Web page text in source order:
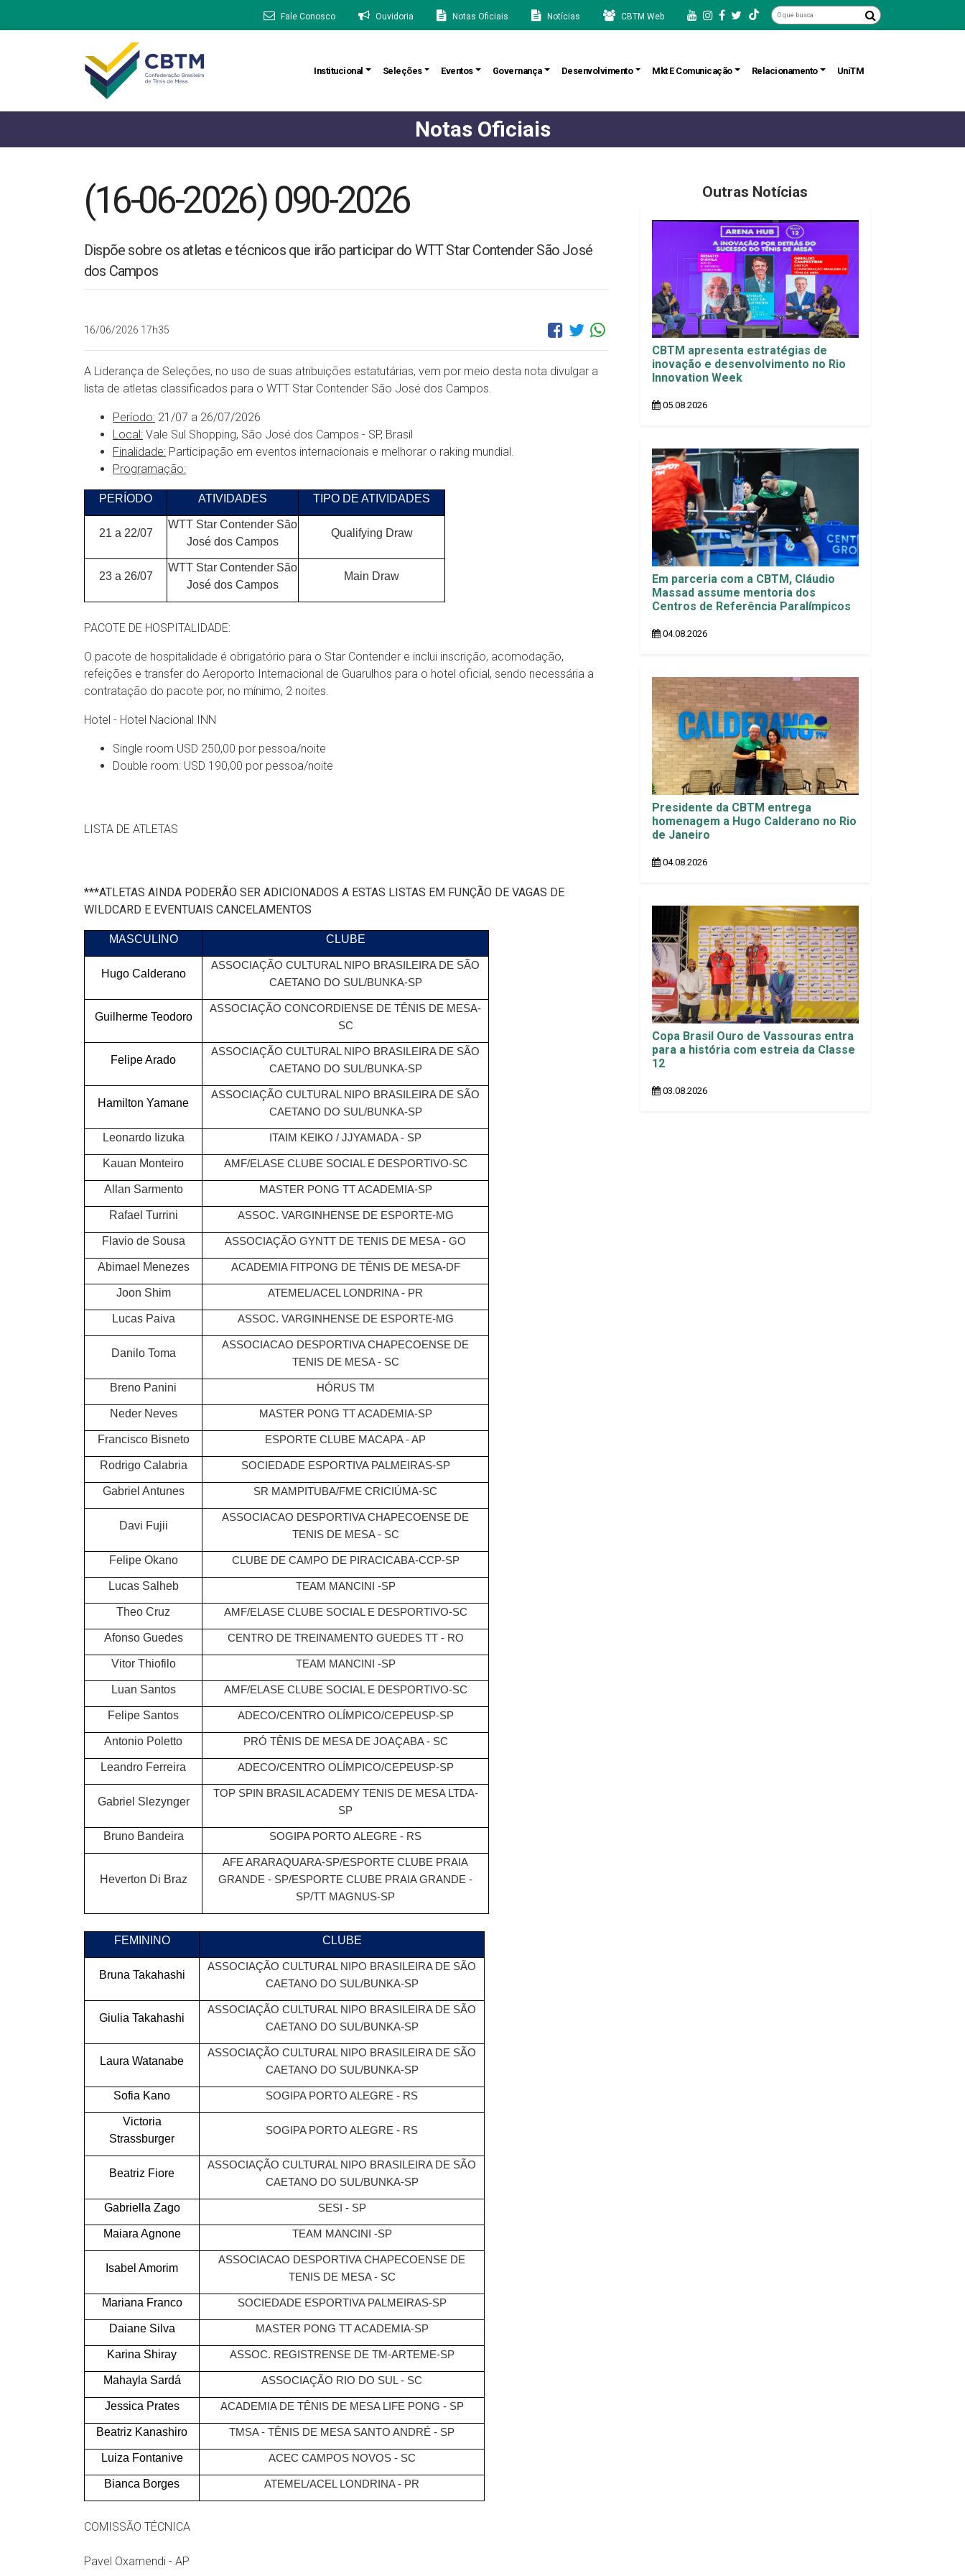
Fale Conosco Ouvidoria Notas Oficiais Notícias CBTM Web
Institucional Seleções Eventos Governança Desenvolvimento Mkt E Comunicação Relacionamento UniTM
Notas Oficiais
(16-06-2026) 090-2026
Dispõe sobre os atletas e técnicos que irão participar do WTT Star Contender São José
dos Campos
16/06/2026 17h35
A Liderança de Seleções, no uso de suas atribuições estatutárias, vem por meio desta nota divulgar a
lista de atletas classificados para o WTT Star Contender São José dos Campos.
Período: 21/07 a 26/07/2026
Local: Vale Sul Shopping, São José dos Campos - SP, Brasil
Finalidade: Participação em eventos internacionais e melhorar o raking mundial.
Programação:
PERÍODO ATIVIDADES TIPO DE ATIVIDADES
21 a 22/07
WTT Star Contender São
José dos Campos
Qualifying Draw
23 a 26/07
WTT Star Contender São
José dos Campos
Main Draw
PACOTE DE HOSPITALIDADE:
O pacote de hospitalidade é obrigatório para o Star Contender e inclui inscrição, acomodação,
refeições e transfer do Aeroporto Internacional de Guarulhos para o hotel oficial, sendo necessária a
contratação do pacote por, no mínimo, 2 noites.
Hotel - Hotel Nacional INN
Single room USD 250,00 por pessoa/noite
Double room: USD 190,00 por pessoa/noite
LISTA DE ATLETAS
***ATLETAS AINDA PODERÃO SER ADICIONADOS A ESTAS LISTAS EM FUNÇÃO DE VAGAS DE
WILDCARD E EVENTUAIS CANCELAMENTOS
MASCULINO CLUBE
Hugo Calderano
ASSOCIAÇÃO CULTURAL NIPO BRASILEIRA DE SÃO
CAETANO DO SUL/BUNKA-SP
Guilherme Teodoro
ASSOCIAÇÃO CONCORDIENSE DE TÊNIS DE MESA-
SC
Felipe Arado
ASSOCIAÇÃO CULTURAL NIPO BRASILEIRA DE SÃO
CAETANO DO SUL/BUNKA-SP
Hamilton Yamane
ASSOCIAÇÃO CULTURAL NIPO BRASILEIRA DE SÃO
CAETANO DO SUL/BUNKA-SP
Leonardo Iizuka ITAIM KEIKO / JJYAMADA - SP
Kauan Monteiro AMF/ELASE CLUBE SOCIAL E DESPORTIVO-SC
Allan Sarmento MASTER PONG TT ACADEMIA-SP
Rafael Turrini ASSOC. VARGINHENSE DE ESPORTE-MG
Flavio de Sousa ASSOCIAÇÃO GYNTT DE TENIS DE MESA - GO
Abimael Menezes ACADEMIA FITPONG DE TÊNIS DE MESA-DF
Joon Shim ATEMEL/ACEL LONDRINA - PR
Lucas Paiva ASSOC. VARGINHENSE DE ESPORTE-MG
Danilo Toma
ASSOCIACAO DESPORTIVA CHAPECOENSE DE
TENIS DE MESA - SC
Breno Panini HÓRUS TM
Neder Neves MASTER PONG TT ACADEMIA-SP
Francisco Bisneto ESPORTE CLUBE MACAPA - AP
Rodrigo Calabria SOCIEDADE ESPORTIVA PALMEIRAS-SP
Gabriel Antunes SR MAMPITUBA/FME CRICIÚMA-SC
Davi Fujii
ASSOCIACAO DESPORTIVA CHAPECOENSE DE
TENIS DE MESA - SC
Felipe Okano CLUBE DE CAMPO DE PIRACICABA-CCP-SP
Lucas Salheb TEAM MANCINI -SP
Theo Cruz AMF/ELASE CLUBE SOCIAL E DESPORTIVO-SC
Afonso Guedes CENTRO DE TREINAMENTO GUEDES TT - RO
Vitor Thiofilo TEAM MANCINI -SP
Luan Santos AMF/ELASE CLUBE SOCIAL E DESPORTIVO-SC
Felipe Santos ADECO/CENTRO OLÍMPICO/CEPEUSP-SP
Antonio Poletto PRÓ TÊNIS DE MESA DE JOAÇABA - SC
Leandro Ferreira ADECO/CENTRO OLÍMPICO/CEPEUSP-SP
Gabriel Slezynger
TOP SPIN BRASIL ACADEMY TENIS DE MESA LTDA-
SP
Bruno Bandeira SOGIPA PORTO ALEGRE - RS
Heverton Di Braz
AFE ARARAQUARA-SP/ESPORTE CLUBE PRAIA
GRANDE - SP/ESPORTE CLUBE PRAIA GRANDE -
SP/TT MAGNUS-SP
FEMININO CLUBE
Bruna Takahashi
ASSOCIAÇÃO CULTURAL NIPO BRASILEIRA DE SÃO
CAETANO DO SUL/BUNKA-SP
Giulia Takahashi
ASSOCIAÇÃO CULTURAL NIPO BRASILEIRA DE SÃO
CAETANO DO SUL/BUNKA-SP
Laura Watanabe
ASSOCIAÇÃO CULTURAL NIPO BRASILEIRA DE SÃO
CAETANO DO SUL/BUNKA-SP
Sofia Kano SOGIPA PORTO ALEGRE - RS
Victoria
Strassburger
SOGIPA PORTO ALEGRE - RS
Beatriz Fiore
ASSOCIAÇÃO CULTURAL NIPO BRASILEIRA DE SÃO
CAETANO DO SUL/BUNKA-SP
Gabriella Zago SESI - SP
Maiara Agnone TEAM MANCINI -SP
Isabel Amorim
ASSOCIACAO DESPORTIVA CHAPECOENSE DE
TENIS DE MESA - SC
Mariana Franco SOCIEDADE ESPORTIVA PALMEIRAS-SP
Daiane Silva MASTER PONG TT ACADEMIA-SP
Karina Shiray ASSOC. REGISTRENSE DE TM-ARTEME-SP
Mahayla Sardá ASSOCIAÇÃO RIO DO SUL - SC
Jessica Prates ACADEMIA DE TÊNIS DE MESA LIFE PONG - SP
Beatriz Kanashiro TMSA - TÊNIS DE MESA SANTO ANDRÉ - SP
Luiza Fontanive ACEC CAMPOS NOVOS - SC
Bianca Borges ATEMEL/ACEL LONDRINA - PR
COMISSÃO TÉCNICA
Pavel Oxamendi - AP
Outras Notícias
CBTM apresenta estratégias de
inovação e desenvolvimento no Rio
Innovation Week
05.08.2026
Em parceria com a CBTM, Cláudio
Massad assume mentoria dos
Centros de Referência Paralímpicos
04.08.2026
Presidente da CBTM entrega
homenagem a Hugo Calderano no Rio
de Janeiro
04.08.2026
Copa Brasil Ouro de Vassouras entra
para a história com estreia da Classe
12
03.08.2026